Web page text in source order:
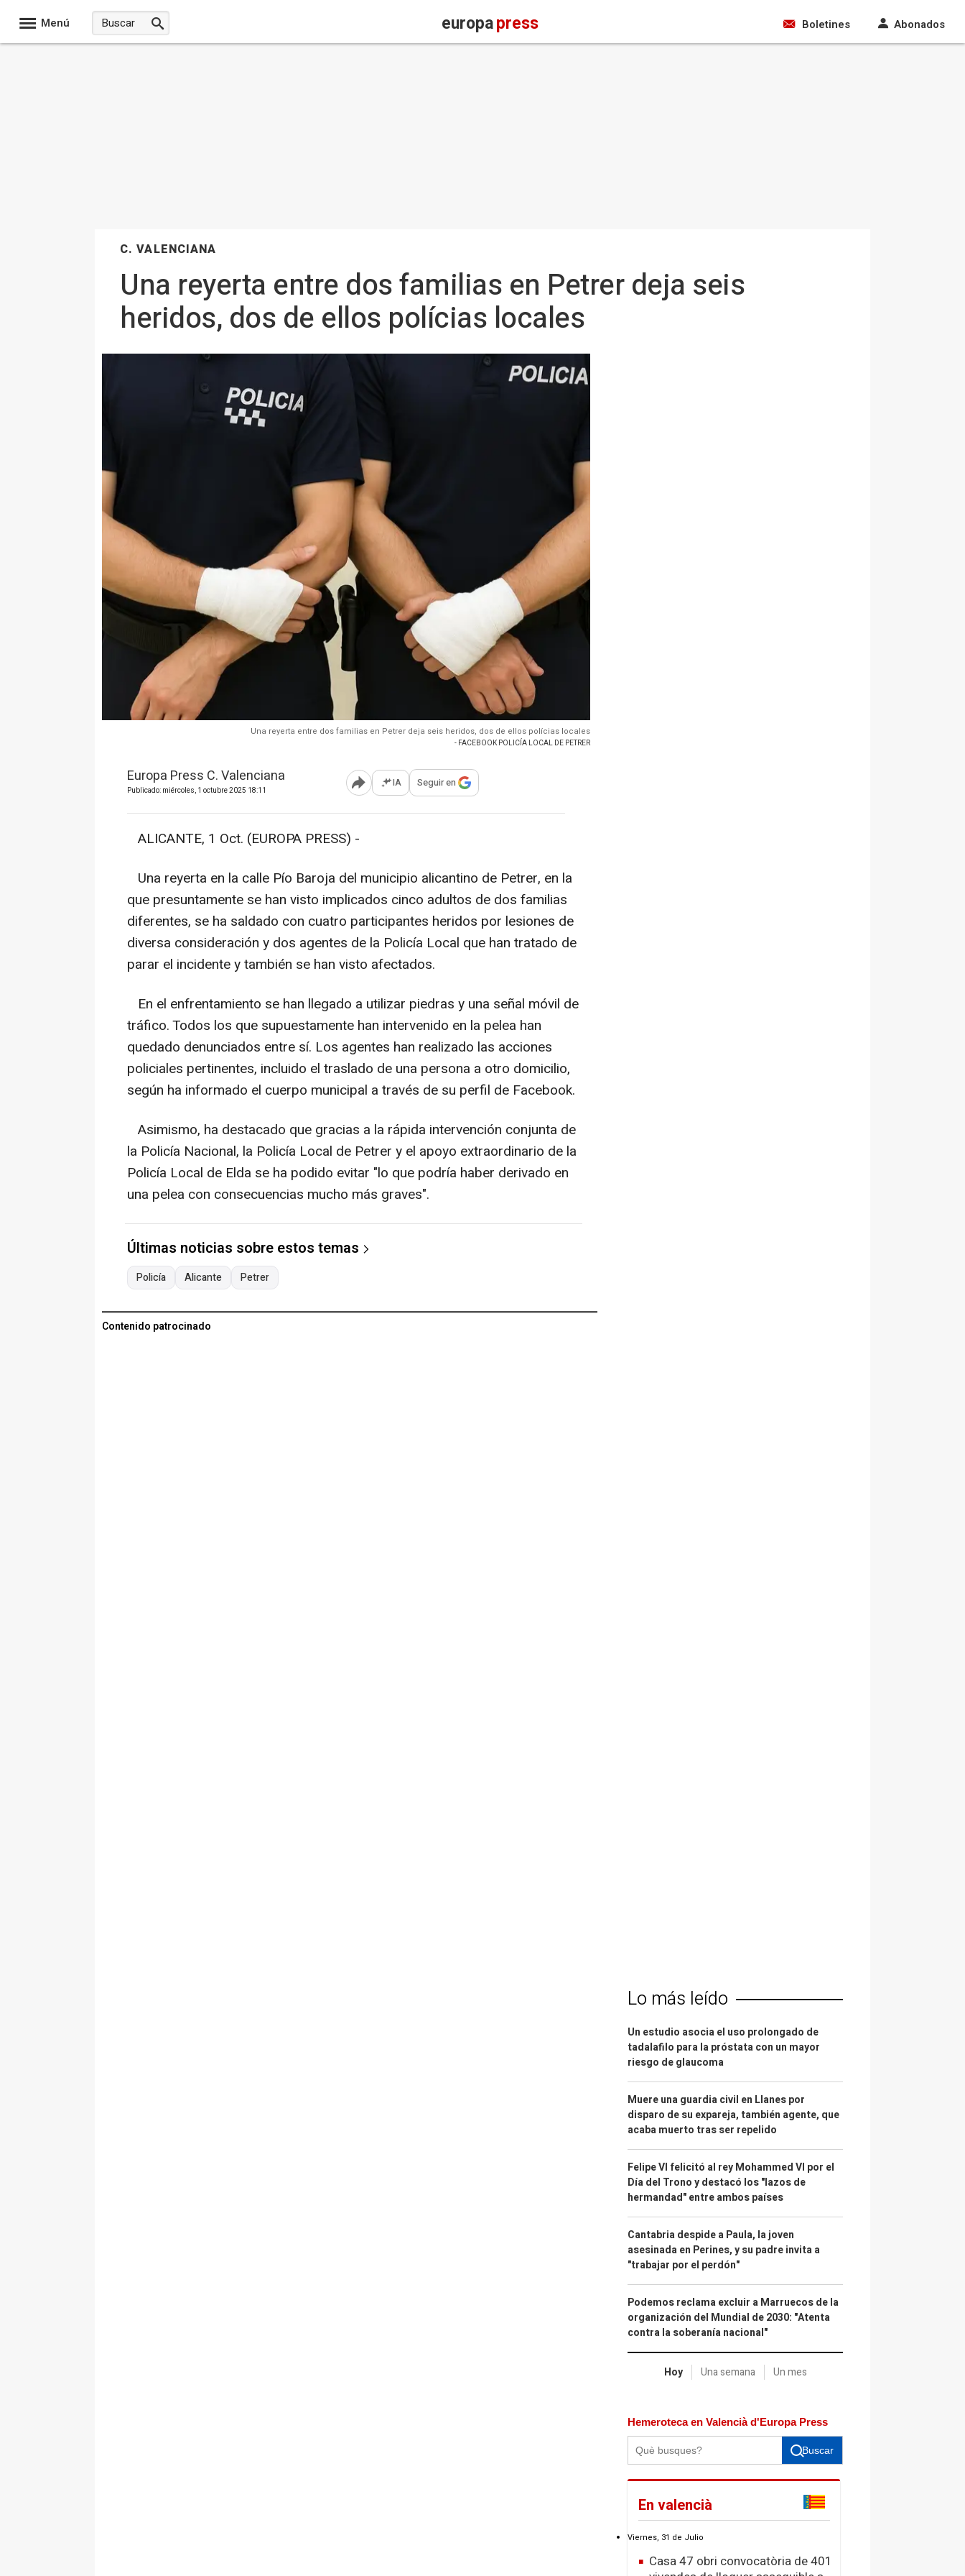
Menú europapress Boletines Abonados
C. VALENCIANA
Una reyerta entre dos familias en Petrer deja seis
heridos, dos de ellos polícias locales
Una reyerta entre dos familias en Petrer deja seis heridos, dos de ellos polícias locales
- FACEBOOK POLICÍA LOCAL DE PETRER
Europa Press C. Valenciana
Publicado: miércoles, 1 octubre 2025 18:11 Abrir opciones para compartir
IA Seguir en
ALICANTE, 1 Oct. (EUROPA PRESS) -
Una reyerta en la calle Pío Baroja del municipio alicantino de Petrer, en la
que presuntamente se han visto implicados cinco adultos de dos familias
diferentes, se ha saldado con cuatro participantes heridos por lesiones de
diversa consideración y dos agentes de la Policía Local que han tratado de
parar el incidente y también se han visto afectados.
En el enfrentamiento se han llegado a utilizar piedras y una señal móvil de
tráfico. Todos los que supuestamente han intervenido en la pelea han
quedado denunciados entre sí. Los agentes han realizado las acciones
policiales pertinentes, incluido el traslado de una persona a otro domicilio,
según ha informado el cuerpo municipal a través de su perfil de Facebook.
Asimismo, ha destacado que gracias a la rápida intervención conjunta de
la Policía Nacional, la Policía Local de Petrer y el apoyo extraordinario de la
Policía Local de Elda se ha podido evitar "lo que podría haber derivado en
una pelea con consecuencias mucho más graves".
Últimas noticias sobre estos temas
Policía Alicante Petrer
Contenido patrocinado
Lo más leído
Un estudio asocia el uso prolongado de
tadalafilo para la próstata con un mayor
riesgo de glaucoma
Muere una guardia civil en Llanes por
disparo de su expareja, también agente, que
acaba muerto tras ser repelido
Felipe VI felicitó al rey Mohammed VI por el
Día del Trono y destacó los "lazos de
hermandad" entre ambos países
Cantabria despide a Paula, la joven
asesinada en Perines, y su padre invita a
"trabajar por el perdón"
Podemos reclama excluir a Marruecos de la
organización del Mundial de 2030: "Atenta
contra la soberanía nacional"
Hoy Una semana Un mes
Hemeroteca en Valencià d'Europa Press
Buscar
En valencià
Viernes, 31 de Julio
Casa 47 obri convocatòria de 401